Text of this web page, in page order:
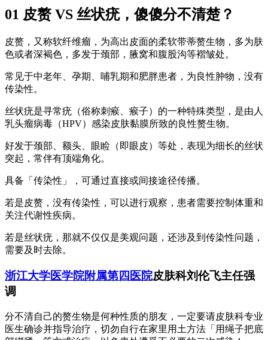
01 皮赘 VS 丝状疣，傻傻分不清楚？
皮赘，又称软纤维瘤，为高出皮面的柔软带蒂赘生物，多为肤
色或者深褐色，多发于颈部，腋窝和腹股沟等褶皱处。
常见于中老年、孕期、哺乳期和肥胖患者，为良性肿物，没有
传染性。
丝状疣是寻常疣（俗称刺瘊、瘊子）的一种特殊类型，是由人
乳头瘤病毒（HPV）感染皮肤黏膜所致的良性赘生物。
好发于颈部、额头、眼睑（即眼皮）等处，表现为细长的丝状
突起，常伴有顶端角化。
具备「传染性」，可通过直接或间接途径传播。
若是皮赘，没有传染性，可以进行观察，患者需要控制体重和
关注代谢性疾病。
若是丝状疣，那就不仅仅是美观问题，还涉及到传染性问题，
需要及时去除。
浙江大学医学院附属第四医院皮肤科刘伦飞主任强
调
分不清自己的赘生物是何种性质的朋友，一定要请皮肤科专业
医生确诊并指导治疗，切勿自行在家里用土方法「用绳子把底